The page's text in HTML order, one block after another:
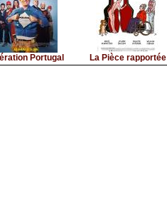
Portugal La Pièce rapportée